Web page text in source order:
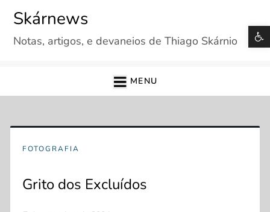
content
Skárnews
Notas, artigos, e devaneios de Thiago Skárnio
MENU
FOTOGRAFIA
Grito dos Excluídos